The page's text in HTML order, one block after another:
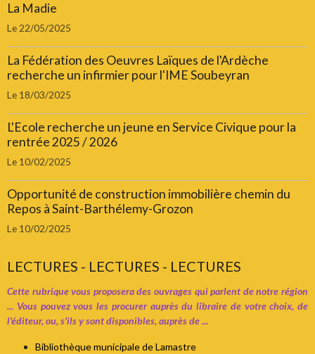
La Madie
Le 22/05/2025
La Fédération des Oeuvres Laïques de l'Ardèche
recherche un infirmier pour l'IME Soubeyran
Le 18/03/2025
L'Ecole recherche un jeune en Service Civique pour la
rentrée 2025 / 2026
Le 10/02/2025
Opportunité de construction immobilière chemin du
Repos à Saint-Barthélemy-Grozon
Le 10/02/2025
LECTURES - LECTURES - LECTURES
Cette rubrique vous proposera des ouvrages qui parlent de notre région
... Vous pouvez vous les procurer auprès du libraire de votre choix, de
l'éditeur, ou, s'ils y sont disponibles, auprès de ...
Bibliothèque municipale de Lamastre